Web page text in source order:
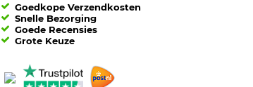
Goedkope Verzendkosten
Snelle Bezorging
Goede Recensies
Grote Keuze